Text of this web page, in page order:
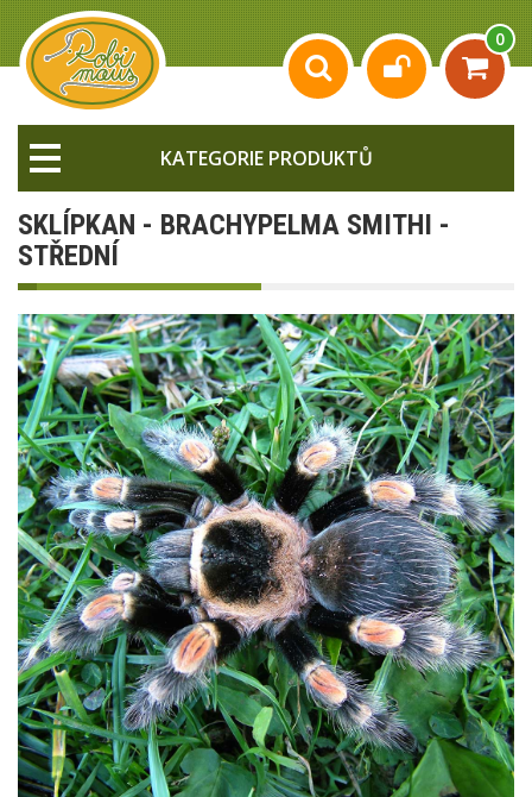
0
KATEGORIE PRODUKTŮ
SKLÍPKAN - BRACHYPELMA SMITHI -
STŘEDNÍ